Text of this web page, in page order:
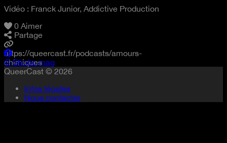
Vidéo : Franck Junior, Addictive Production
0 Aimer
Partage
https://queercast.fr/podcasts/amours-
chimiques
© Strobo mag
QueerCast © 2026
Infos légales
Nous contacter